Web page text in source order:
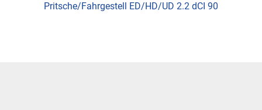
Pritsche/Fahrgestell ED/HD/UD 2.2 dCI 90